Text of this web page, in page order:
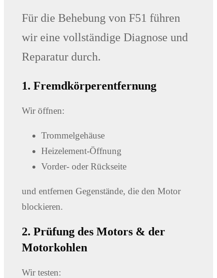
Für die Behebung von F51 führen
wir eine vollständige Diagnose und
Reparatur durch.
1. Fremdkörperentfernung
Wir öffnen:
Trommelgehäuse
Heizelement-Öffnung
Vorder- oder Rückseite
und entfernen Gegenstände, die den Motor
blockieren.
2. Prüfung des Motors & der
Motorkohlen
Wir testen: